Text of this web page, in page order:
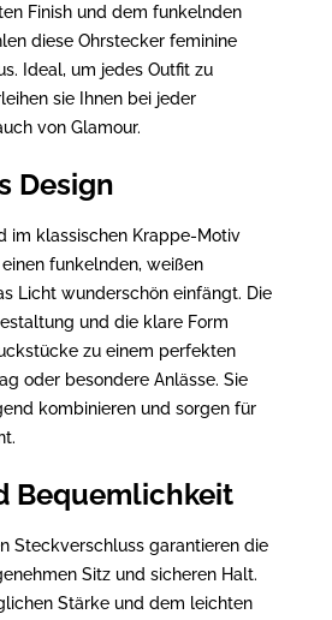
Finish und dem funkelnden
diese Ohrstecker feminine
Ideal, um jedes Outfit zu
sie Ihnen bei jeder
von Glamour.
Design
im klassischen Krappe-Motiv
funkelnden, weißen
Licht wunderschön einfängt. Die
und die klare Form
zu einem perfekten
oder besondere Anlässe. Sie
kombinieren und sorgen für
Bequemlichkeit
Steckverschluss garantieren die
Sitz und sicheren Halt.
Stärke und dem leichten